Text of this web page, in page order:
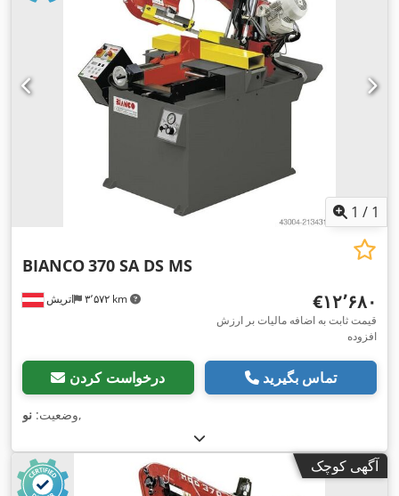
1 / 1
اتریش ۳٬۵۷۲ km
BIANCO370 SA DS MS
‎€۱۲٬۶۸۰
قیمت ثابت به اضافه مالیات بر ارزش
افزوده
درخواست کردن تماس بگیرید
وضعیت: نو ,
آگهی کوچک